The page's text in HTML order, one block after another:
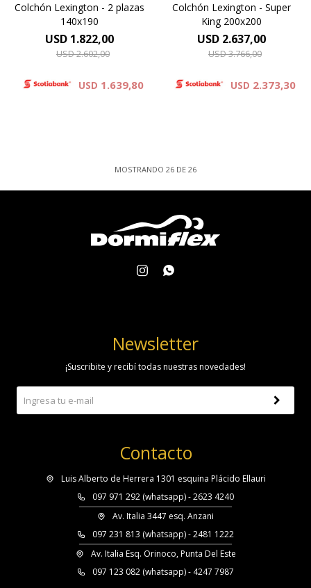
Colchón Lexington - 2 plazas
140x190
USD 1.822,00
USD2.602,00
USD 1.639,80
Colchón Lexington - Super
King 200x200
USD 2.637,00
USD3.766,00
USD 2.373,30
MOSTRANDO 26 DE 26
 
Contacto
Luis Alberto de Herrera 1301 esquina Plácido Ellauri
097 971 292 (whatsapp) - 2623 4240
Av. Italia 3447 esq. Anzani
097 231 813 (whatsapp) - 2481 1222
Av. Italia Esq. Orinoco, Punta Del Este
097 123 082 (whatsapp) - 4247 7987
Newsletter
¡Suscribite y recibí todas nuestras novedades!